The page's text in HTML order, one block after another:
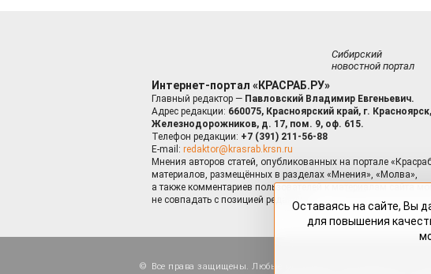
Сибирский
новостной портал
Интернет-портал «КРАСРАБ.РУ»
Главный редактор — Павловский Владимир Евгеньевич.
Адрес редакции: 660075, Красноярский край, г.
Железнодорожников, д. 17, пом. 9, оф. 615.
Телефон редакции: +7 (391) 211-56-88
E-mail: redaktor@krasrab.krsn.ru
Мнения авторов статей, опубликованных на портале
материалов, размещённых в разделах «Мнения», «Молва»,
а также комментариев пользователей к материалам сайта
не совпадать с позицией редакции.
Все права защищены. Любые материалы, размещённые на
Оставаясь на сайте, Вы
для повышения